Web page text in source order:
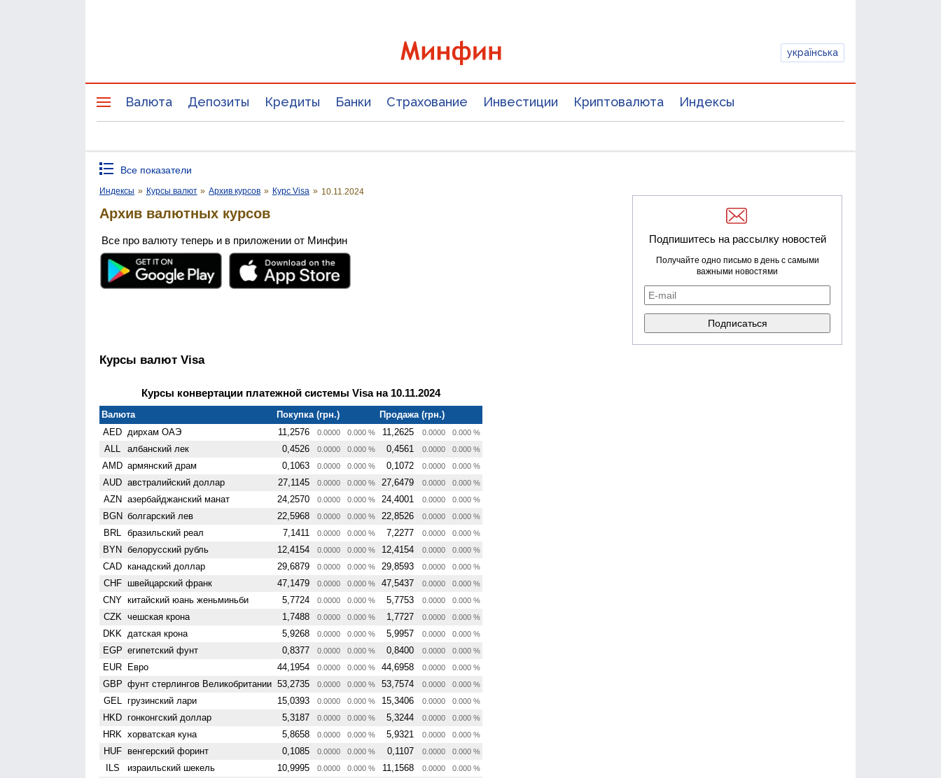
українська
Валюта Депозиты Кредиты Банки Страхование Инвестиции Криптовалюта Индексы
Все показатели
Индексы » Курсы валют » Архив курсов » Курс Visa » 10.11.2024
Архив валютных курсов
Все про валюту теперь и в приложении от Минфин
Курсы валют Visa
Курсы конвертации платежной системы Visa на 10.11.2024
Валюта Покупка (грн.)
Продажа (грн.)
AED дирхам ОАЭ 11,2576 0.0000 0.000 % 11,2625 0.0000 0.000 %
ALL албанский лек 0,4526 0.0000 0.000 % 0,4561 0.0000 0.000 %
AMD армянский драм 0,1063 0.0000 0.000 % 0,1072 0.0000 0.000 %
AUD австралийский доллар 27,1145 0.0000 0.000 % 27,6479 0.0000 0.000 %
AZN азербайджанский манат 24,2570 0.0000 0.000 % 24,4001 0.0000 0.000 %
BGN болгарский лев 22,5968 0.0000 0.000 % 22,8526 0.0000 0.000 %
BRL бразильский реал 7,1411 0.0000 0.000 % 7,2277 0.0000 0.000 %
BYN белорусский рубль 12,4154 0.0000 0.000 % 12,4154 0.0000 0.000 %
CAD канадский доллар 29,6879 0.0000 0.000 % 29,8593 0.0000 0.000 %
CHF швейцарский франк 47,1479 0.0000 0.000 % 47,5437 0.0000 0.000 %
CNY китайский юань женьминьби 5,7724 0.0000 0.000 % 5,7753 0.0000 0.000 %
CZK чешская крона 1,7488 0.0000 0.000 % 1,7727 0.0000 0.000 %
DKK датская крона 5,9268 0.0000 0.000 % 5,9957 0.0000 0.000 %
EGP египетский фунт 0,8377 0.0000 0.000 % 0,8400 0.0000 0.000 %
EUR Евро 44,1954 0.0000 0.000 % 44,6958 0.0000 0.000 %
GBP фунт стерлингов Велико­британии 53,2735 0.0000 0.000 % 53,7574 0.0000 0.000 %
GEL грузинский лари 15,0393 0.0000 0.000 % 15,3406 0.0000 0.000 %
HKD гонконгский доллар 5,3187 0.0000 0.000 % 5,3244 0.0000 0.000 %
HRK хорватская куна 5,8658 0.0000 0.000 % 5,9321 0.0000 0.000 %
HUF венгерский форинт 0,1085 0.0000 0.000 % 0,1107 0.0000 0.000 %
ILS израильский шекель 10,9995 0.0000 0.000 % 11,1568 0.0000 0.000 %
Подпишитесь на рассылку новостей
Получайте одно письмо в день с самыми
важными новостями